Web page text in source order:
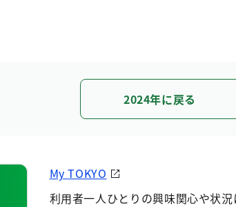
2024年に戻る
My TOKYO
利用者一人ひとりの興味関心や状